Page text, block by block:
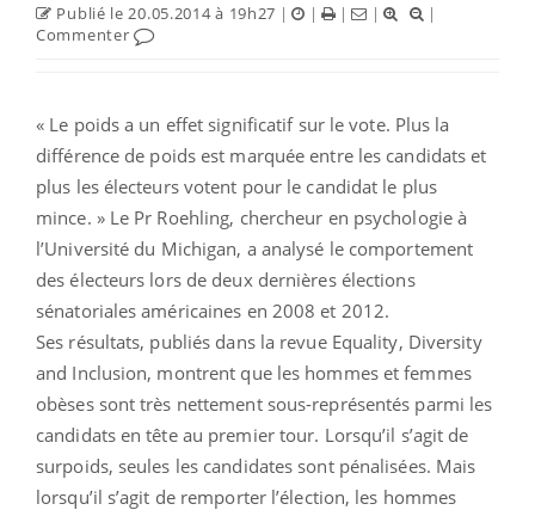
Publié le 20.05.2014 à 19h27 | | | |
|
Commenter
« Le poids a un effet significatif sur le vote. Plus la
différence de poids est marquée entre les candidats et
plus les électeurs votent pour le candidat le plus
mince. » Le Pr Roehling, chercheur en psychologie à
l’Université du Michigan, a analysé le comportement
des électeurs lors de deux dernières élections
sénatoriales américaines en 2008 et 2012.
Ses résultats, publiés dans la revue Equality, Diversity
and Inclusion, montrent que les hommes et femmes
obèses sont très nettement sous-représentés parmi les
candidats en tête au premier tour. Lorsqu’il s’agit de
surpoids, seules les candidates sont pénalisées. Mais
lorsqu’il s’agit de remporter l’élection, les hommes